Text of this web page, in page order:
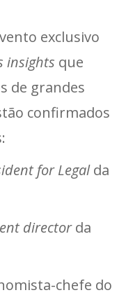
exclusivo
insights que
de grandes
confirmados
for Legalda
directorda
chefe do